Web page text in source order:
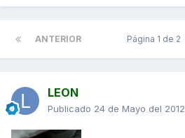
ANTERIOR Página 1 de 2
LEON
Publicado 24 de Mayo del 2012